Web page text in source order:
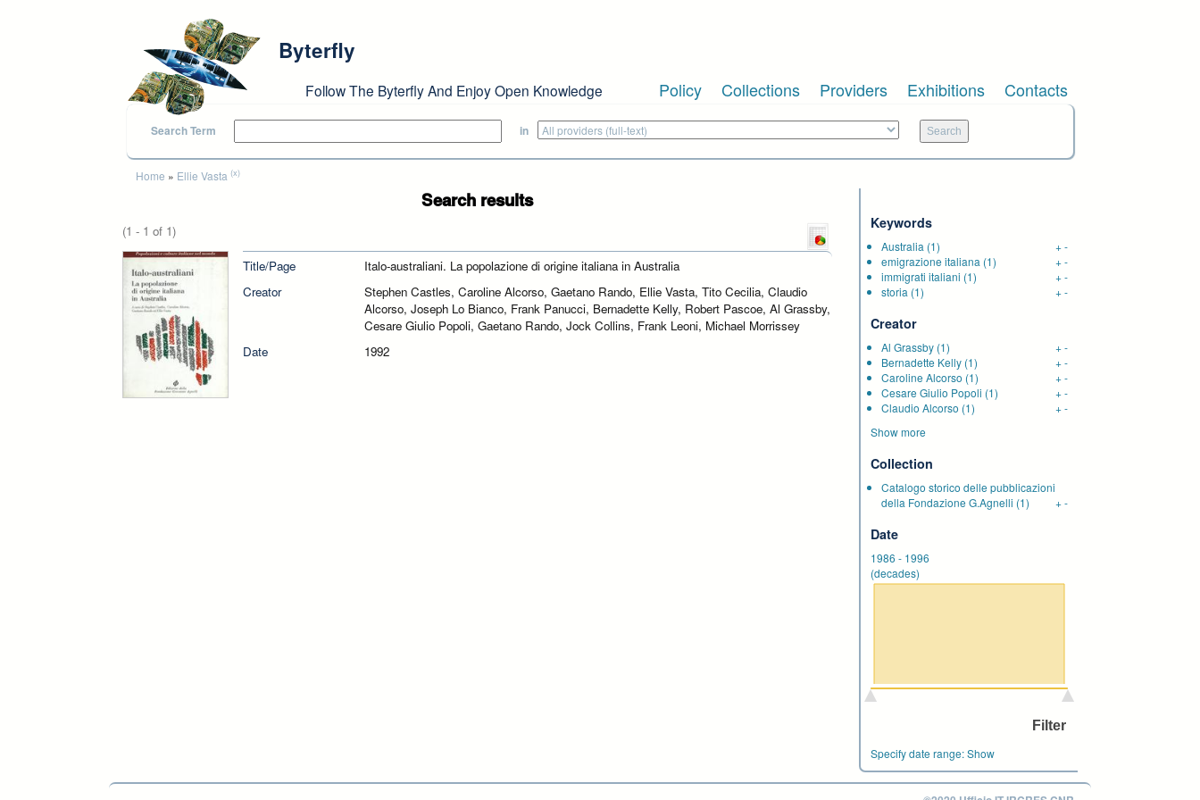
Byterfly
Follow The Byterfly And Enjoy Open Knowledge Policy Collections Providers Exhibitions Contacts
Search Term in
You are here
Home » Ellie Vasta (x)
Search results
(1 - 1 of 1)
Title/Page
Italo-australiani. La popolazione di origine italiana in Australia
Creator
Stephen Castles, Caroline Alcorso, Gaetano Rando, Ellie Vasta, Tito Cecilia, Claudio
Alcorso, Joseph Lo Bianco, Frank Panucci, Bernadette Kelly, Robert Pascoe, Al Grassby,
Cesare Giulio Popoli, Gaetano Rando, Jock Collins, Frank Leoni, Michael Morrissey
Date
1992
Keywords
Australia (1) +-
emigrazione italiana (1) +-
immigrati italiani (1) +-
storia (1) +-
Creator
Al Grassby (1) +-
Bernadette Kelly (1) +-
Caroline Alcorso (1) +-
Cesare Giulio Popoli (1) +-
Claudio Alcorso (1) +-
Show more
Collection
Catalogo storico delle pubblicazioni
della Fondazione G.Agnelli (1) +-
Date
1986 - 1996
(decades)
Specify date range:Show